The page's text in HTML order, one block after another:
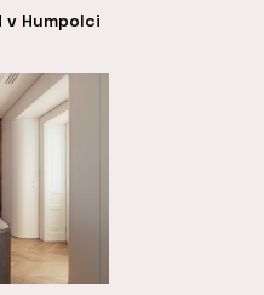
Humpolci